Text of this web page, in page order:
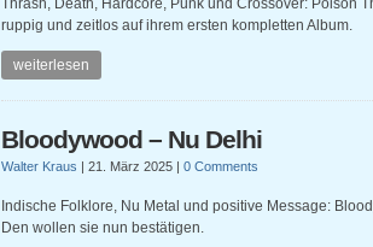
Thrash, Death, Hardcore, Punk und Crossover: Poison
ruppig und zeitlos auf ihrem ersten kompletten Album.
weiterlesen
Bloodywood – Nu Delhi
Walter Kraus | 21. März 2025 | 0 Comments
Indische Folklore, Nu Metal und positive Message:
Den wollen sie nun bestätigen.